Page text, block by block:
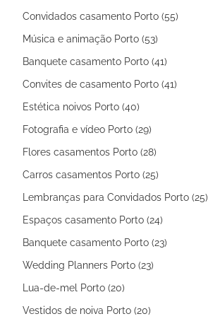
Convidados casamento Porto (55)
Música e animação Porto (53)
Banquete casamento Porto (41)
Convites de casamento Porto (41)
Estética noivos Porto (40)
Fotografia e vídeo Porto (29)
Flores casamentos Porto (28)
Carros casamentos Porto (25)
Lembranças para Convidados Porto (25)
Espaços casamento Porto (24)
Banquete casamento Porto (23)
Wedding Planners Porto (23)
Lua-de-mel Porto (20)
Vestidos de noiva Porto (20)